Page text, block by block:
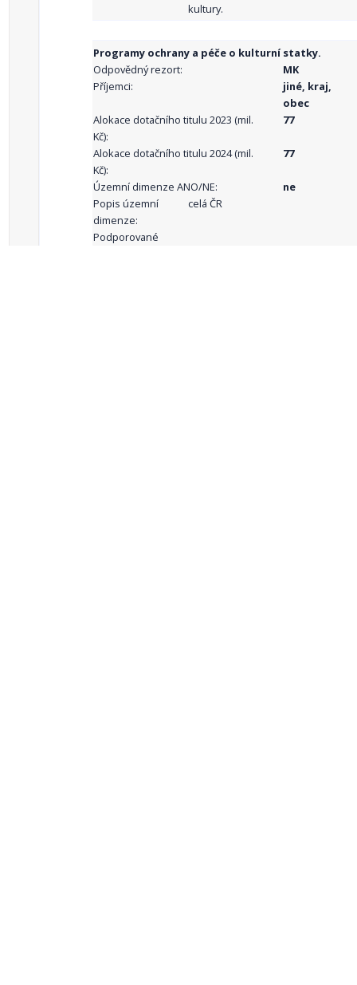
kultury.
Programy ochrany a péče o kulturní statky.
Odpovědný rezort:
MK
Příjemci:
jiné, kraj,
obec
Alokace dotačního titulu 2023 (mil.
Kč):
77
Alokace dotačního titulu 2024 (mil.
Kč):
77
Územní dimenze ANO/NE:
ne
Popis územní
dimenze:
celá ČR
Podporované